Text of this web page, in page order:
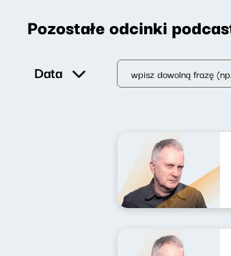
Pozostałe odcinki
Data